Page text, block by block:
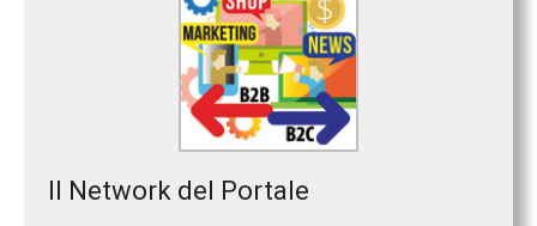
Il Network del Portale